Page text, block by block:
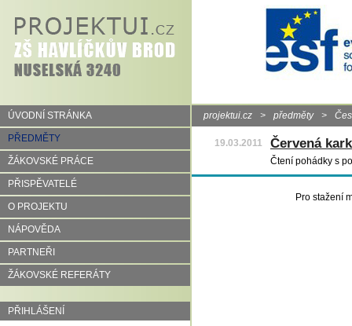
ÚVODNÍ STRÁNKA
PŘEDMĚTY
ŽÁKOVSKÉ PRÁCE
PŘISPĚVATELÉ
O PROJEKTU
NÁPOVĚDA
PARTNEŘI
ŽÁKOVSKÉ REFERÁTY
PŘIHLÁŠENÍ
projektui.cz > předměty >
19.03.2011 Červená
Čtení pohádky s
Pro stažení